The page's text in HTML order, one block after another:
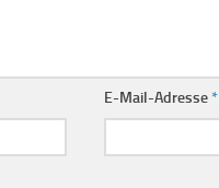
E-Mail-Adresse*